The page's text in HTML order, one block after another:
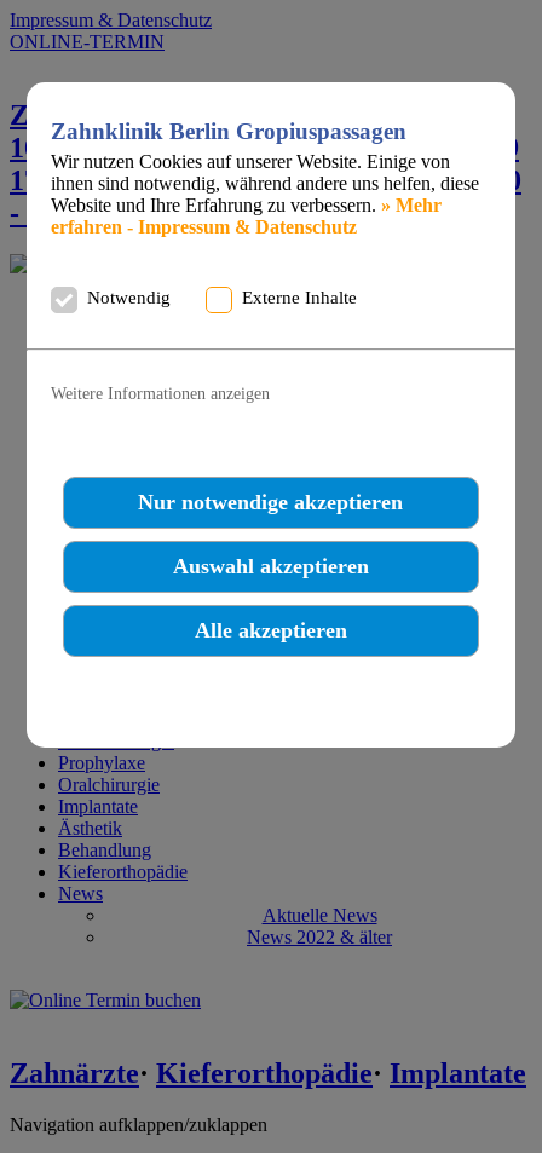
Zahnklinik Berlin Gropiuspassagen
Wir nutzen Cookies auf unserer Website. Einige von
ihnen sind notwendig, während andere uns helfen, diese
Website und Ihre Erfahrung zu verbessern.» Mehr
erfahren - Impressum & Datenschutz
Notwendig Externe Inhalte
Weitere Informationen anzeigen
Nur notwendige akzeptieren
Auswahl akzeptieren
Alle akzeptieren
Impressum & Datenschutz
ONLINE-TERMIN
Zahnklinik/Zahnärzte +49 (0)30 609 709
100 · Kieferorthopädie +49 (0)30 609 709
170 · Oralchirurgie/Implantate +49 (0)30
- 609 709 150
Zahnklinik
Zahnärztliche Abteilung
Praxisphilosophie
Qualitätsprofil
Netzwerkpartner
Stellenangebote
Weitere Webseiten
Kontakt
Kontakt
So finden Sie uns
Linkseite Gropiuspassagen
Prophylaxe
Oralchirurgie
Implantate
Ästhetik
Behandlung
Kieferorthopädie
News
Aktuelle News
News 2022 & älter
Zahnärzte· Kieferorthopädie· Implantate
Navigation aufklappen/zuklappen